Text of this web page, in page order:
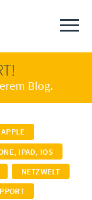
Blog.
APPLE
IPAD, IOS
NETZWELT